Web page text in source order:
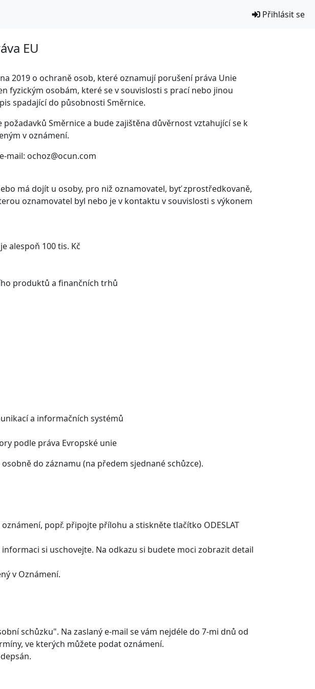
Přihlásit se
EU
2019 o ochraně osob, které oznamují porušení práva Unie
fyzickým osobám, které se v souvislosti s prací nebo jinou
spadající do působnosti Směrnice.
Směrnice a bude zajištěna důvěrnost vztahující se k
v oznámení.
mail: ochoz@ocun.com
má dojít u osoby, pro niž oznamovatel, byť zprostředkovaně,
oznamovatel byl nebo je v kontaktu v souvislosti s výkonem
alespoň 100 tis. Kč
produktů a finančních trhů
a informačních systémů
podle práva Evropské unie
do záznamu (na předem sjednané schůzce).
popř. připojte přílohu a stiskněte tlačítko ODESLAT
si uschovejte. Na odkazu si budete moci zobrazit detail
v Oznámení.
schůzku". Na zaslaný e-mail se vám nejdéle do 7-mi dnů od
ve kterých můžete podat oznámení.